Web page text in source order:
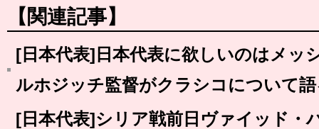
【関連記事】
[日本代表]日本代表に欲しいのはメッ
ルホジッチ監督がクラシコについて
[日本代表]シリア戦前日ヴァイッド・